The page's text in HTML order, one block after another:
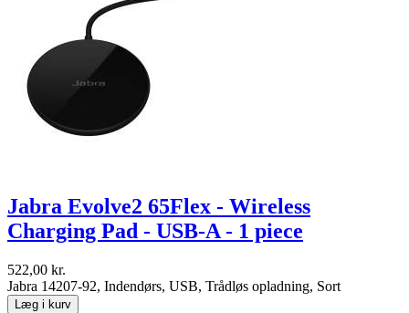
Jabra Evolve2 65Flex - Wireless
Charging Pad - USB-A - 1 piece
522,00 kr.
Jabra 14207-92, Indendørs, USB, Trådløs opladning, Sort
Læg i kurv